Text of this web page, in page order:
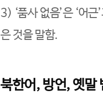
3) ‘품사 없음’은 ‘어
은 것을 말함.
북한어, 방언, 옛말